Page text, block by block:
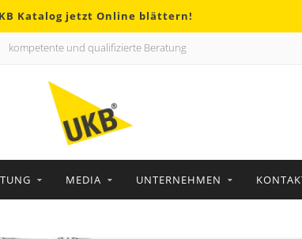
Katalog jetzt Online blättern!
kompetente und qualifizierte Beratung
MEDIA UNTERNEHMEN